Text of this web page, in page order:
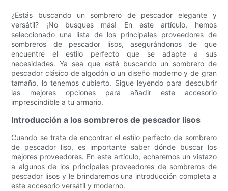
¿Estás buscando un sombrero de pescador elegante y
versátil? ¡No busques más! En este artículo, hemos
seleccionado una lista de los principales proveedores de
sombreros de pescador lisos, asegurándonos de que
encuentre el estilo perfecto que se adapte a sus
necesidades. Ya sea que esté buscando un sombrero de
pescador clásico de algodón o un diseño moderno y de gran
tamaño, lo tenemos cubierto. Sigue leyendo para descubrir
las mejores opciones para añadir este accesorio
imprescindible a tu armario.
Introducción a los sombreros de pescador lisos
Cuando se trata de encontrar el estilo perfecto de sombrero
de pescador liso, es importante saber dónde buscar los
mejores proveedores. En este artículo, echaremos un vistazo
a algunos de los principales proveedores de sombreros de
pescador lisos y le brindaremos una introducción completa a
este accesorio versátil y moderno.